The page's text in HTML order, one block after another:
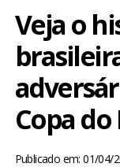
INÍCIO
POMBAL E REGIÃO
Veja o
Copa
Publicado em: 01/04/